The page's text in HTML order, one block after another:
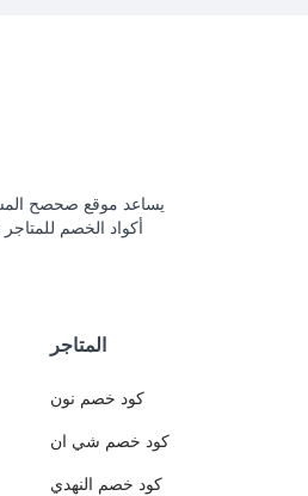
يساعد موقع صحصح
أكواد الخصم
المتاجر
كود خصم نون
كود خصم شي ان
كود خصم النهدي